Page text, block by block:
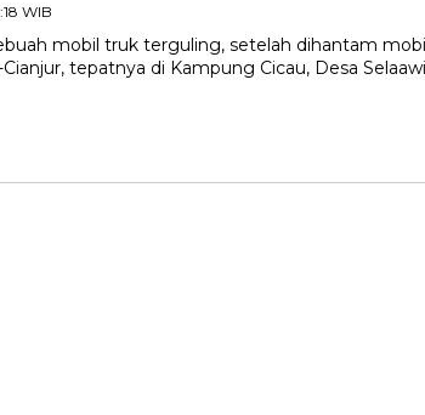
WIB
mobil truk terguling, setelah dihantam
tepatnya di Kampung Cicau, Desa